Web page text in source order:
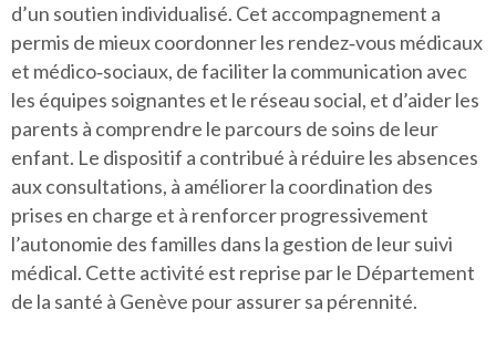
d’un soutien individualisé. Cet accompagnement a
permis de mieux coordonner les rendez‑vous médicaux
et médico‑sociaux, de faciliter la communication avec
les équipes soignantes et le réseau social, et d’aider les
parents à comprendre le parcours de soins de leur
enfant. Le dispositif a contribué à réduire les absences
aux consultations, à améliorer la coordination des
prises en charge et à renforcer progressivement
l’autonomie des familles dans la gestion de leur suivi
médical. Cette activité est reprise par le Département
de la santé à Genève pour assurer sa pérennité.